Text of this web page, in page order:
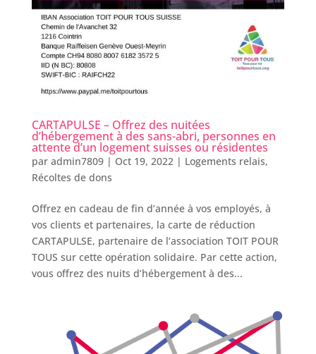
CARTAPULSE – Offrez des nuitées
d’hébergement à des sans-abri, personnes en
attente d’un logement suisses ou résidentes
par admin7809| Oct 19, 2022 | Logements relais,
Récoltes de dons
Offrez en cadeau de fin d’année à vos employés, à
vos clients et partenaires, la carte de réduction
CARTAPULSE, partenaire de l’association TOIT POUR
TOUS sur cette opération solidaire. Par cette action,
vous offrez des nuits d’hébergement à des...